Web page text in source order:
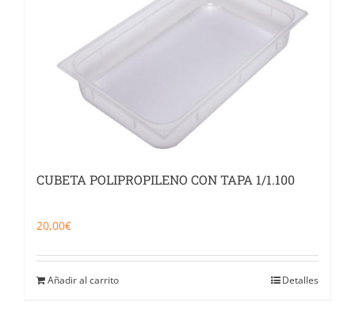
CUBETA POLIPROPILENO CON TAPA 1/1.100
20,00€
Añadir al carrito Detalles